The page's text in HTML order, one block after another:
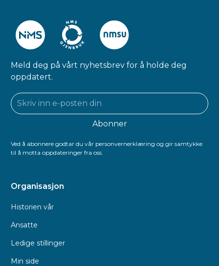
Meld deg på vårt nyhetsbrev for å holde deg
oppdatert.
Ved å abonnere godtar du vår personvernerklæring og gir samtykke
til å motta oppdateringer fra oss.
Organisasjon
Historien vår
Ansatte
Ledige stillinger
Min side